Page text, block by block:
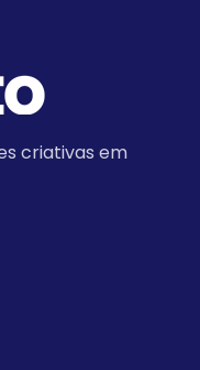
criativas em